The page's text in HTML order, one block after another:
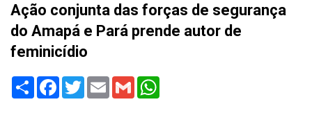
Ação conjunta das forças de segurança
do Amapá e Pará prende autor de
feminicídio
Share Facebook
TwitterEmail Gmail